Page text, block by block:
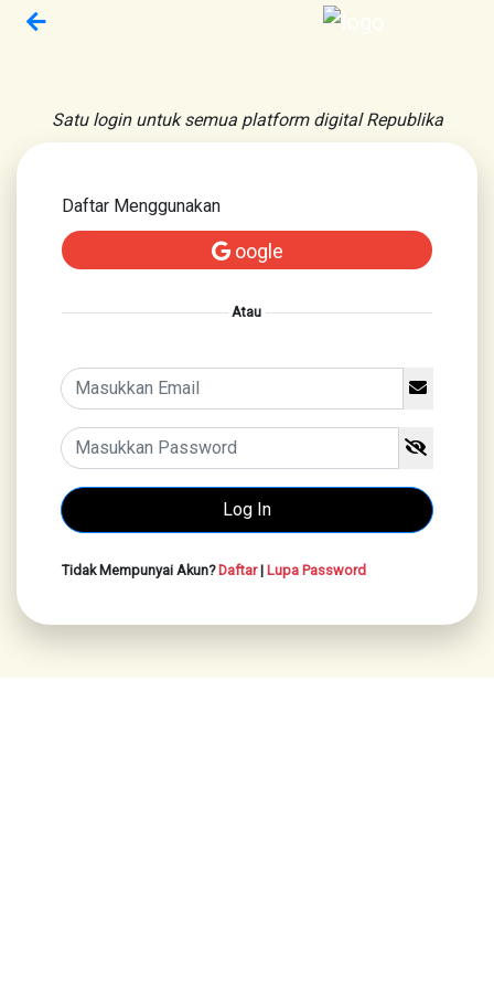
Satu login untuk semua platform digital Republika
Daftar Menggunakan
oogle
Atau
Tidak Mempunyai Akun?Daftar| Lupa Password